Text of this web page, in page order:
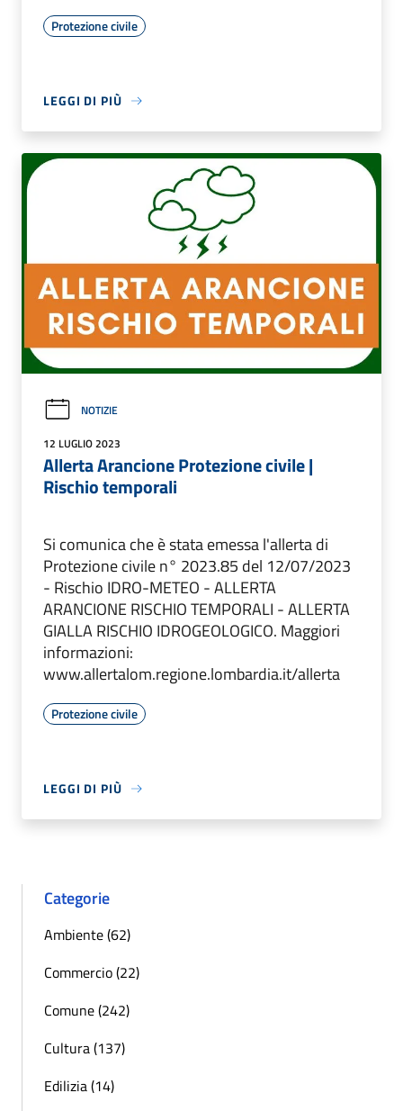
Protezione civile
LEGGI DI PIÙ
NOTIZIE
12 LUGLIO 2023
Allerta Arancione Protezione civile |
Rischio temporali
Si comunica che è stata emessa l'allerta di
Protezione civile n° 2023.85 del 12/07/2023
- Rischio IDRO-METEO - ALLERTA
ARANCIONE RISCHIO TEMPORALI - ALLERTA
GIALLA RISCHIO IDROGEOLOGICO. Maggiori
informazioni:
www.allertalom.regione.lombardia.it/allerta
Protezione civile
LEGGI DI PIÙ
Categorie
Ambiente (62)
Commercio (22)
Comune (242)
Cultura (137)
Edilizia (14)